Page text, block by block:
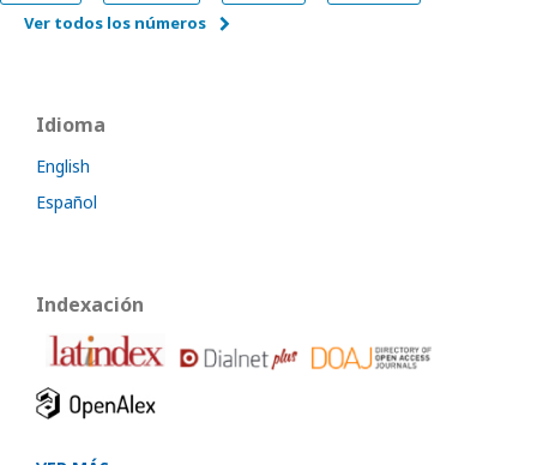
Ver todos los números
Idioma
English
Español
Indexación